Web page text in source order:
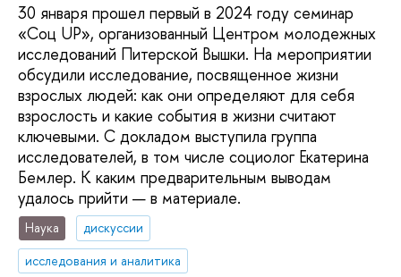
30 января прошел первый в 2024 году семинар
«Соц UP», организованный Центром молодежных
исследований Питерской Вышки. На мероприятии
обсудили исследование, посвященное жизни
взрослых людей: как они определяют для себя
взрослость и какие события в жизни считают
ключевыми. С докладом выступила группа
исследователей, в том числе социолог Екатерина
Бемлер. К каким предварительным выводам
удалось прийти — в материале.
Наука
дискуссии
исследования и аналитика